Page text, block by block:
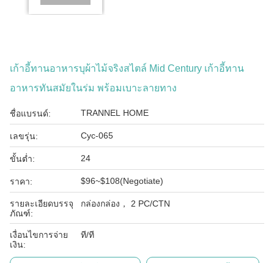
เก้าอี้ทานอาหารบุผ้าไม้จริงสไตล์ Mid Century เก้าอี้ทาน
อาหารทันสมัยในร่ม พร้อมเบาะลายทาง
ชื่อแบรนด์: TRANNEL HOME
เลขรุ่น: Cyc-065
ขั้นต่ำ: 24
ราคา: $96~$108(Negotiate)
รายละเอียดบรรจุ
ภัณฑ์:
กล่องกล่อง， 2 PC/CTN
เงื่อนไขการจ่าย
เงิน:
ที/ที